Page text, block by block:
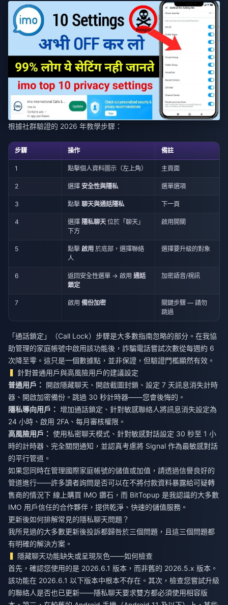
根據社群驗證的 2026 年教學步驟：
步驟 操作 備註
1 點擊個人資料圖示（左上角） 主頁面
2 選擇安全性與隱私 選單選項
3 點擊聊天與通話隱私 下一頁
4 選擇 隱私聊天 位於「聊天」
下方
啟用開關
5 點擊啟用 於底部，選擇聯絡
人
選擇要升級的對象
6 返回安全性選單 → 啟用通話
鎖定
加密語音/視訊
7 啟用備份加密
關鍵步驟 — 請勿
跳過
「通話鎖定」（Call Lock）步驟是大多數指南忽略的部分。在我協
助管理的家庭帳號中啟用該功能後，詐騙電話嘗試次數從每週約 6
次降至零。這只是一個數據點，並非保證，但驗證門檻顯然有效。
針對普通用戶與高風險用戶的建議設定
普通用戶： 開啟隱藏聊天、開啟截圖封鎖、設定 7 天訊息消失計時
器、開啟加密備份。跳過 30 秒計時器——您會後悔的。
隱私導向用戶： 增加通話鎖定、針對敏感聯絡人將訊息消失設定為
24 小時、啟用 2FA、每月審核權限。
高風險用戶： 使用私密聊天模式、針對敏感對話設定 30 秒至 1 小
時的計時器、完全關閉通知，並認真考慮將 Signal 作為最敏感對話
的平行管道。
如果您同時在管理國際家庭帳號的儲值或加值，請透過信譽良好的
管道進行——許多讀者詢問是否可以在不將付款資料暴露給可疑轉
售商的情況下 線上購買 IMO 鑽石 ，而 BitTopup 是我認識的大多數
IMO 用戶信任的合作夥伴，提供乾淨、快速的儲值服務。
更新後如何排解常見的隱私聊天問題？
我所見過的大多數更新後投訴都歸咎於三個問題，且這三個問題都
有明確的解決方案。
隱藏聊天功能缺失或呈現灰色——如何檢查
首先，確認您使用的是 2026.6.1 版本，而非舊的 2026.5.x 版本。
該功能在 2026.6.1 以下版本中根本不存在。其次，檢查您嘗試升級
的聯絡人是否也已更新——隱私聊天要求雙方都必須使用相容版